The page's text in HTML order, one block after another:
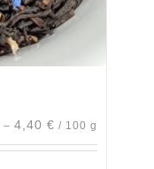
– 4,40 € / 100 g